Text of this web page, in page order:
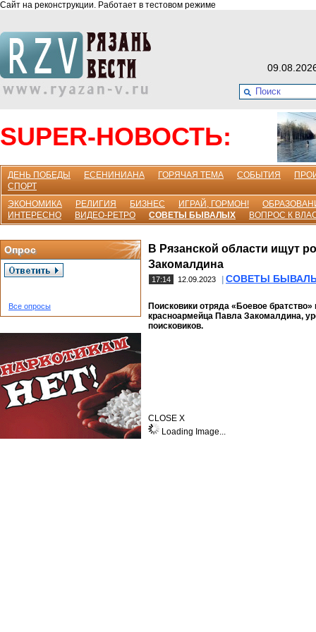
Сайт на реконструкции. Работает в тестовом режиме
SUPER-НОВОСТЬ:
ДЕНЬ ПОБЕДЫ ЕСЕНИНИАНА ГОРЯЧАЯ ТЕМА СОБЫТИЯ
СПОРТ
ЭКОНОМИКА
РЕЛИГИЯ БИЗНЕС ИГРАЙ, ГОРМОН!
ИНТЕРЕСНО
ВИДЕО-РЕТРО СОВЕТЫ БЫВАЛЫХ ВОПРОС К
Опрос
Все опросы
В Рязанской области ищут
Закомалдина
17:14 12.09.2023 СОВЕТЫ
Поисковики отряда «Боевое
красноармейца Павла Закомалдина,
поисковиков.
CLOSE X
Loading Image...